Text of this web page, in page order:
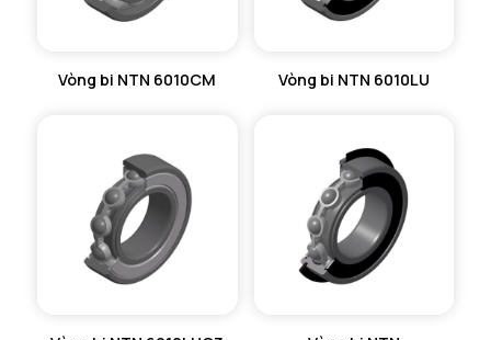
Vòng bi NTN 6010CM Vòng bi NTN 6010LU